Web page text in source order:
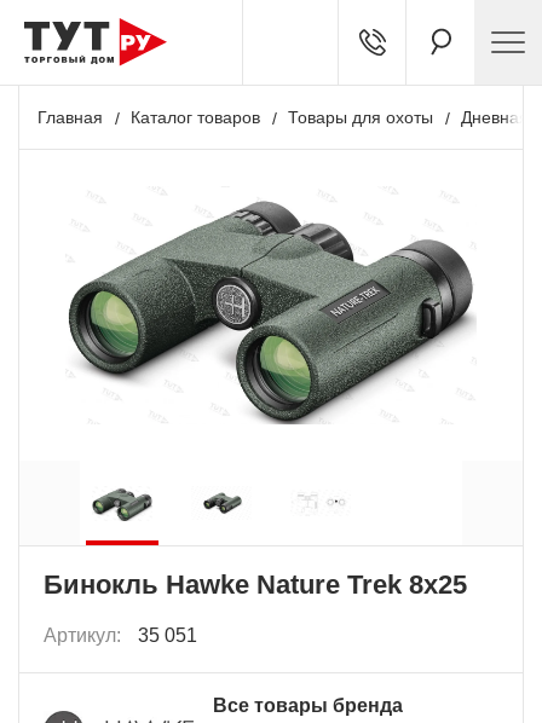
Главная Каталог товаров Товары для охоты Дневная
Бинокль Hawke Nature Trek 8x25
Артикул: 35 051
Все товары бренда